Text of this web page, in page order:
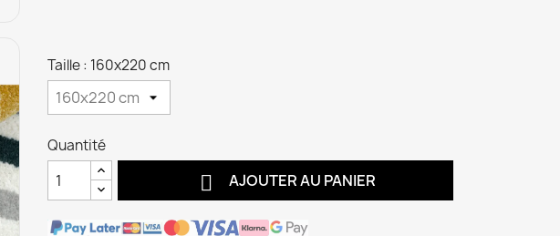
Taille : 160x220 cm
Quantité
 AJOUTER AU PANIER